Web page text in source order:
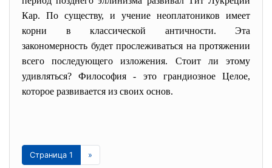
Кap. По существу, и учение неоплатоников имеет
корни в классической античности. Эта
закономерность будет прослеживаться на протяжении
всего последующего изложения. Стоит ли этому
удивляться? Философия - это грандиозное Целое,
которое развивается из своих основ.
Страница 1 »